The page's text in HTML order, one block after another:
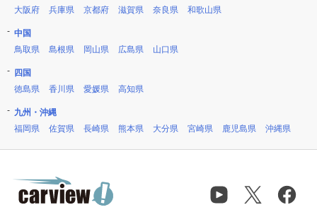
大阪府
兵庫県 京都府 滋賀県 奈良県 和歌山県
中国
鳥取県
島根県 岡山県 広島県 山口県
四国
徳島県
香川県 愛媛県 高知県
九州・沖縄
福岡県
佐賀県 長崎県 熊本県 大分県 宮崎県 鹿児島県 沖縄県